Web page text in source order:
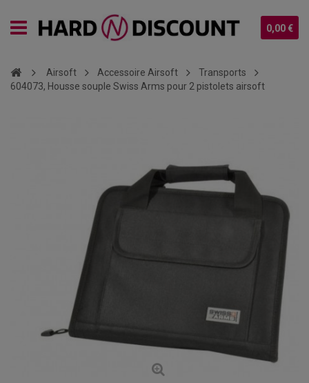
0,00 €
Airsoft Accessoire Airsoft
Transports
604073, Housse souple Swiss Arms pour 2 pistolets airsoft